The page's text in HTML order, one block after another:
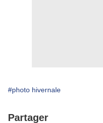
#photo hivernale
Partager